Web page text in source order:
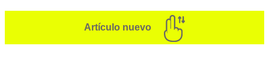
Artículo nuevo